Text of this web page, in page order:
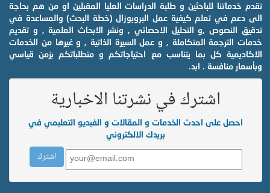
نقدم خدماتنا للباحثين و طلبة الدراسات العليا المقبلين او من هم بحاجة
الى دعم في تعلم كيفية عمل البروبوزال (خطة البحث) والمساعدة في
تدقيق النصوص ,و التحليل الاحصائي , ونشر الابحاث العلمية , و تقديم
خدمات الترجمة المتكاملة , و عمل السيرة الذاتية , و غيرها من الخدمات
الاكاديمية كل بما يتناسب مع احتياجاتكم و متطلباتكم بزمن قياسي
وبأسعار منافسة . ابد.
اشترك في نشرتنا الاخبارية
احصل على احدث الخدمات و المقالات و الفيديو التعليمي في
بريدك الالكتروني